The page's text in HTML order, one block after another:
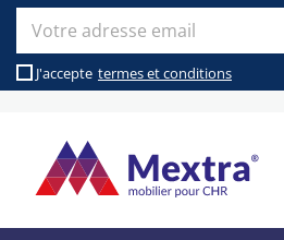
J'accepte termes et conditions